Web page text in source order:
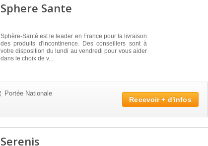
Sphere Sante
Sphère-Santé est le leader en France pour la livraison
des produits d'incontinence. Des conseillers sont à
votre disposition du lundi au vendredi pour vous aider
dans le choix de v...
Portée Nationale
Recevoir + d'infos
Serenis